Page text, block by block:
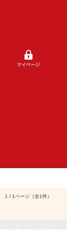
1 / 1ページ （全1件）